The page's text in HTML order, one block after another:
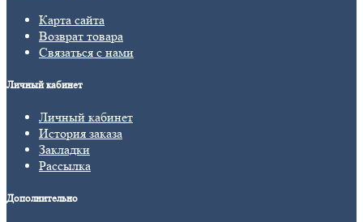
Карта сайта
Возврат товара
Связаться с нами
Личный кабинет
Личный кабинет
История заказа
Закладки
Рассылка
Дополнительно